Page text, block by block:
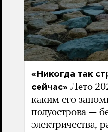
«Никогда так
сейчас» Лето
каким его
полуострова —
электричества,